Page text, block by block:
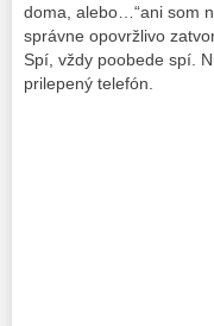
doma, alebo…“ani som
správne opovržlivo
Spí, vždy poobede spí.
prilepený telefón.